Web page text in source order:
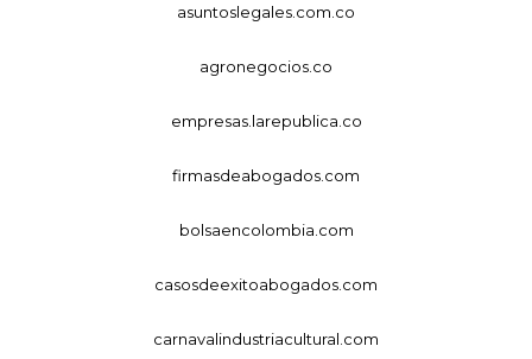
asuntoslegales.com.co
agronegocios.co
empresas.larepublica.co
firmasdeabogados.com
bolsaencolombia.com
casosdeexitoabogados.com
carnavalindustriacultural.com